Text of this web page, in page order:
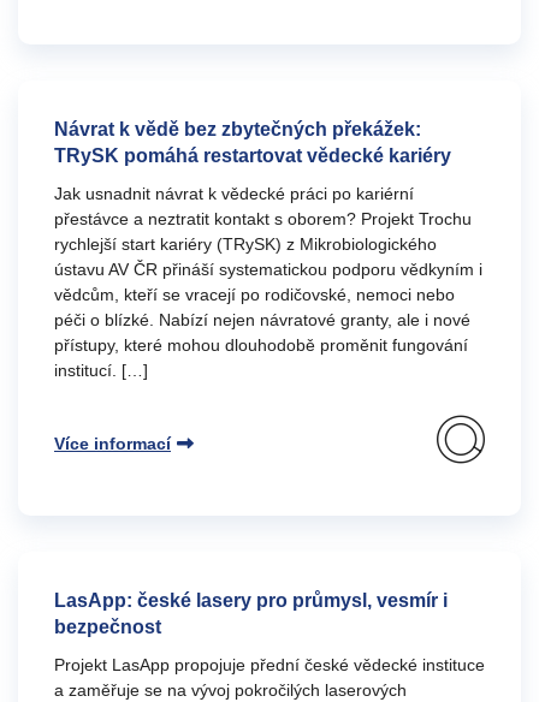
Návrat k vědě bez zbytečných překážek:
TRySK pomáhá restartovat vědecké kariéry
Jak usnadnit návrat k vědecké práci po kariérní
přestávce a neztratit kontakt s oborem? Projekt Trochu
rychlejší start kariéry (TRySK) z Mikrobiologického
ústavu AV ČR přináší systematickou podporu vědkyním i
vědcům, kteří se vracejí po rodičovské, nemoci nebo
péči o blízké. Nabízí nejen návratové granty, ale i nové
přístupy, které mohou dlouhodobě proměnit fungování
institucí. […]
Více informací
LasApp: české lasery pro průmysl, vesmír i
bezpečnost
Projekt LasApp propojuje přední české vědecké instituce
a zaměřuje se na vývoj pokročilých laserových